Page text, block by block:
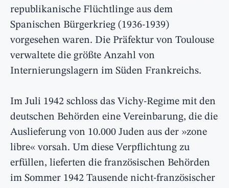
republikanische Flüchtlinge aus dem
Spanischen Bürgerkrieg (1936-1939)
vorgesehen waren. Die Präfektur von Toulouse
verwaltete die größte Anzahl von
Internierungslagern im Süden Frankreichs.
Im Juli 1942 schloss das Vichy-Regime mit den
deutschen Behörden eine Vereinbarung, die die
Auslieferung von 10.000 Juden aus der »zone
libre« vorsah. Um diese Verpflichtung zu
erfüllen, lieferten die französischen Behörden
im Sommer 1942 Tausende nicht-französischer